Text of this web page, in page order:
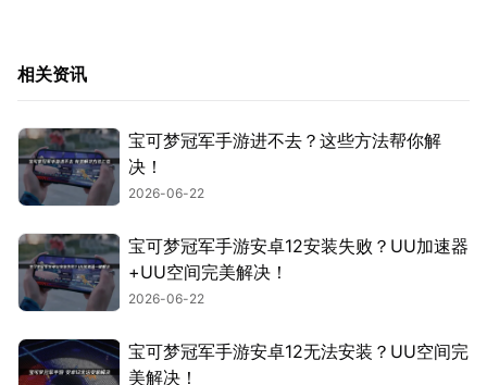
相关资讯
宝可梦冠军手游进不去？这些方法帮你解
决！
2026-06-22
宝可梦冠军手游安卓12安装失败？UU加速器
+UU空间完美解决！
2026-06-22
宝可梦冠军手游安卓12无法安装？UU空间完
美解决！